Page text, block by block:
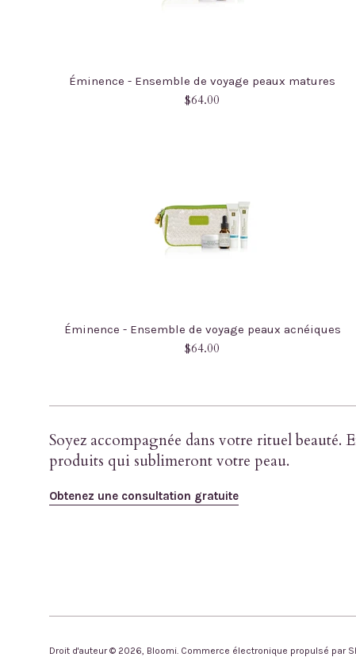
Éminence - Ensemble de voyage peaux matures
Prix
$64.00
Éminence - Ensemble de voyage peaux acnéiques
Prix
$64.00
Soyez accompagnée dans votre rituel beauté.
produits qui sublimeront votre peau.
Obtenez une consultation gratuite
Droit d'auteur © 2026, Bloomi. Commerce électronique propulsé par